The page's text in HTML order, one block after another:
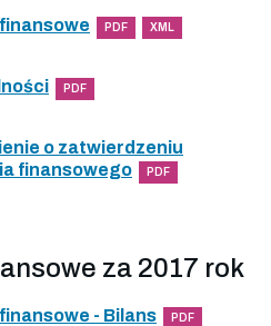
PDF XML
PDF
o zatwierdzeniu
finansowego
PDF
za 2017 rok
- Bilans PDF